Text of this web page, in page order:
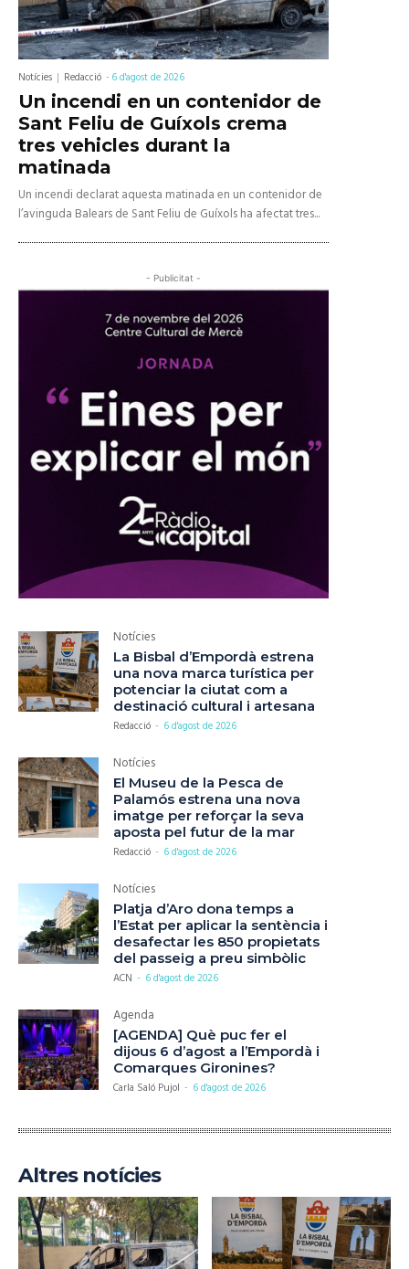
Notícies Redacció -6 d'agost de 2026
Un incendi en un contenidor de
Sant Feliu de Guíxols crema
tres vehicles durant la
matinada
Un incendi declarat aquesta matinada en un contenidor de
l’avinguda Balears de Sant Feliu de Guíxols ha afectat tres...
- Publicitat -
Notícies
La Bisbal d’Empordà estrena
una nova marca turística per
potenciar la ciutat com a
destinació cultural i artesana
Redacció - 6 d'agost de 2026
Notícies
El Museu de la Pesca de
Palamós estrena una nova
imatge per reforçar la seva
aposta pel futur de la mar
Redacció - 6 d'agost de 2026
Notícies
Platja d’Aro dona temps a
l’Estat per aplicar la sentència i
desafectar les 850 propietats
del passeig a preu simbòlic
ACN - 6 d'agost de 2026
Agenda
[AGENDA] Què puc fer el
dijous 6 d’agost a l’Empordà i
Comarques Gironines?
Carla Saló Pujol - 6 d'agost de 2026
Altres notícies